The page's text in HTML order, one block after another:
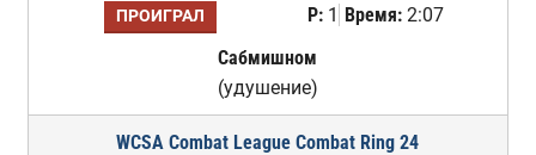
ПРОИГРАЛ Р:1 Время:2:07
Сабмишном
(удушение)
WCSA Combat League Combat Ring 24